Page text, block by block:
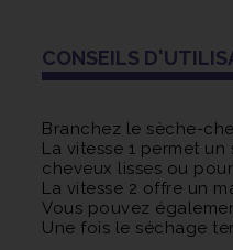
CONSEILS
Branchez le sèche-
La vitesse 1 permet
cheveux lisses ou
La vitesse 2 offre un
Vous pouvez
Une fois le séchage